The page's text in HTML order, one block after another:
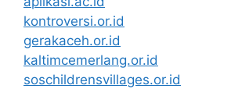
kontroversi.or.id
gerakaceh.or.id
kaltimcemerlang.or.id
soschildrensvillages.or.id